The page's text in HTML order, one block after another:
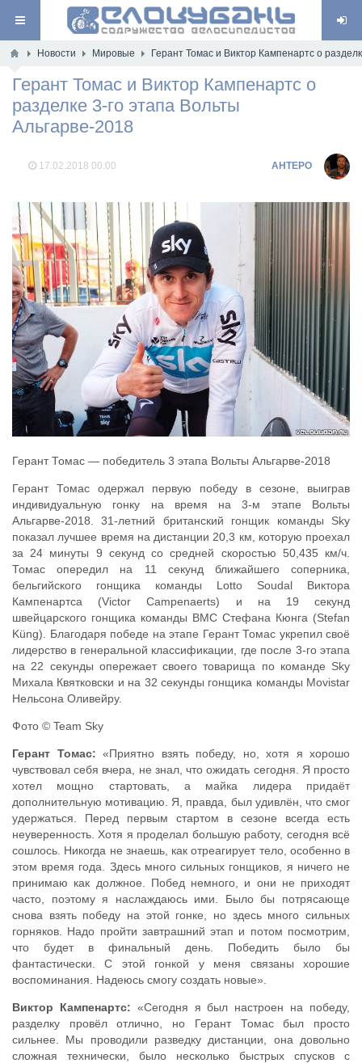
Новости Мировые Герант Томас и Виктор Кампенартс о
Герант Томас и Виктор Кампенартс о
разделке 3-го этапа Вольты
Альгарве-2018
17.02.2018 00:00 AHTEPO
Герант Томас — победитель 3 этапа Вольты Альгарве-2018
Герант Томас одержал первую победу в сезоне, выиграв
индивидуальную гонку на время на 3-м этапе Вольты
Альгарве-2018. 31-летний британский гонщик команды Sky
показал лучшее время на дистанции 20,3 км, которую проехал
за 24 минуты 9 секунд со средней скоростью 50,435 км/ч.
Томас опередил на 11 секунд ближайшего соперника,
бельгийского гонщика команды Lotto Soudal Виктора
Кампенартса (Victor Campenaerts) и на 19 секунд
швейцарского гонщика команды BMC Стефана Кюнга (Stefan
Küng). Благодаря победе на этапе Герант Томас укрепил своё
лидерство в генеральной классификации, где после 3-го этапа
на 22 секунды опережает своего товарища по команде Sky
Михала Квятковски и на 32 секунды гонщика команды Movistar
Нельсона Оливейру.
Фото © Team Sky
Герант Томас: «Приятно взять победу, но, хотя я хорошо
чувствовал себя вчера, не знал, что ожидать сегодня. Я просто
хотел мощно стартовать, а майка лидера придаёт
дополнительную мотивацию. Я, правда, был удивлён, что смог
удержаться. Перед первым стартом в сезоне всегда есть
неуверенность. Хотя я проделал большую работу, сегодня всё
сошлось. Никогда не знаешь, как отреагирует тело, особенно в
этом время года. Здесь много сильных гонщиков, я ничего не
принимаю как должное. Побед немного, и они не приходят
часто, поэтому я наслаждаюсь ими. Было бы потрясающе
снова взять победу на этой гонке, но здесь много сильных
горняков. Надо пройти завтрашний этап и потом посмотрим,
что будет в финальный день. Победить было бы
фантастически. С этой гонкой у меня связаны хорошие
воспоминания. Надеюсь смогу создать новые».
Виктор Кампенартс: «Сегодня я был настроен на победу,
разделку провёл отлично, но Герант Томас был просто
сильнее. Мы проводили разведку дистанции, она довольно
сложная технически, было несколько быстрых спусков с